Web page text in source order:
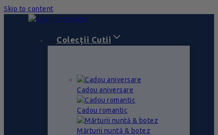
Skip to content
Colecții Cutii
Cadou aniversare
Cadou romantic
Mărturii nuntă & botez